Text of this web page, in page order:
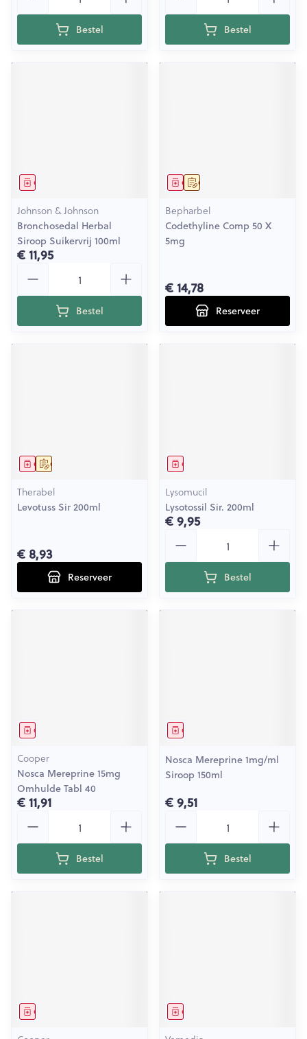
Bestel Bestel
Geneesmiddel
Johnson & Johnson
Bronchosedal Herbal
Siroop Suikervrij 100ml
€ 11,95
Bestel
Op voorschrift
Geneesmiddel
Bepharbel
Codethyline Comp 50 X
5mg
€ 14,78
Reserveer
Op voorschrift
Geneesmiddel
Therabel
Levotuss Sir 200ml
€ 8,93
Reserveer
Geneesmiddel
Lysomucil
Lysotossil Sir. 200ml
€ 9,95
Bestel
Geneesmiddel
Cooper
Nosca Mereprine 15mg
Omhulde Tabl 40
€ 11,91
Bestel
Geneesmiddel
Nosca Mereprine 1mg/ml
Siroop 150ml
€ 9,51
Bestel
Geneesmiddel Geneesmiddel